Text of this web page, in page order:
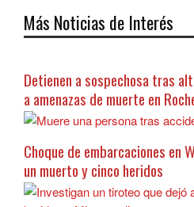
Más Noticias de Interés
Detienen a sospechosa tras
a amenazas de muerte en
Choque de embarcaciones en
un muerto y cinco heridos